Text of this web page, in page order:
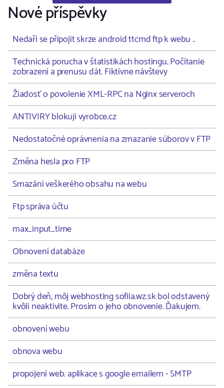
Nové příspěvky
Nedaří se připojit skrze android ttcmd ftp k webu ..
Technická porucha v štatistikách hostingu. Počítanie
zobrazení a prenusu dát. Fiktívne návštevy
Žiadosť o povolenie XML-RPC na Nginx serveroch
ANTIVIRY blokuji vyrobce.cz
Nedostatočné oprávnenia na zmazanie súborov v FTP
Změna hesla pro FTP
Smazání veškerého obsahu na webu
Ftp správa účtu
max_input_time
Obnovení databáze
změna textu
Dobrý deň, môj webhosting sofiia.wz.sk bol odstavený
kvôli neaktivite. Prosím o jeho obnovenie. Ďakujem.
obnovení webu
obnova webu
propojení web. aplikace s google emailem - SMTP